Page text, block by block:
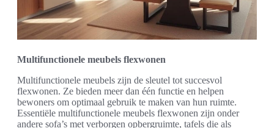
Multifunctionele meubels flexwonen
Multifunctionele meubels zijn de sleutel tot succesvol
flexwonen. Ze bieden meer dan één functie en helpen
bewoners om optimaal gebruik te maken van hun ruimte.
Essentiële multifunctionele meubels flexwonen zijn onder
andere sofa’s met verborgen opbergruimte, tafels die als